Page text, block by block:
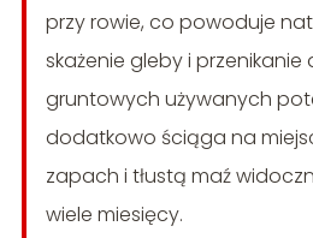
przy rowie, co powoduje
skażenie gleby i przenikanie
gruntowych używanych
dodatkowo ściąga na
zapach i tłustą maź
wiele miesięcy.